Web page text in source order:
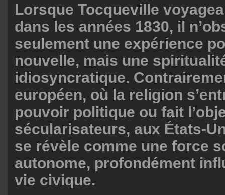
Lorsque Tocqueville
dans les années 1830, il
seulement une expérience
nouvelle, mais une
idiosyncratique.
européen, où la religion
pouvoir politique ou fait
sécularisateurs, aux États-
se révèle comme une force
autonome, profondément
vie civique.